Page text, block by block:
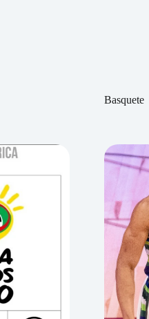
Basquete